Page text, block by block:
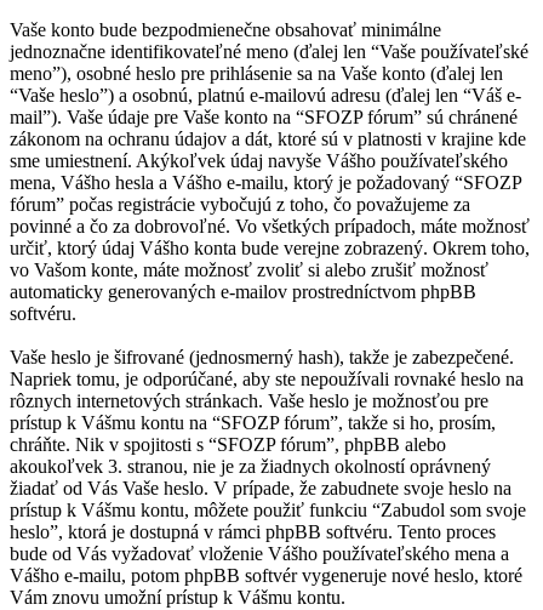
Vaše konto bude bezpodmienečne obsahovať minimálne
jednoznačne identifikovateľné meno (ďalej len “Vaše používateľské
meno”), osobné heslo pre prihlásenie sa na Vaše konto (ďalej len
“Vaše heslo”) a osobnú, platnú e-mailovú adresu (ďalej len “Váš e-
mail”). Vaše údaje pre Vaše konto na “SFOZP fórum” sú chránené
zákonom na ochranu údajov a dát, ktoré sú v platnosti v krajine kde
sme umiestnení. Akýkoľvek údaj navyše Vášho používateľského
mena, Vášho hesla a Vášho e-mailu, ktorý je požadovaný “SFOZP
fórum” počas registrácie vybočujú z toho, čo považujeme za
povinné a čo za dobrovoľné. Vo všetkých prípadoch, máte možnosť
určiť, ktorý údaj Vášho konta bude verejne zobrazený. Okrem toho,
vo Vašom konte, máte možnosť zvoliť si alebo zrušiť možnosť
automaticky generovaných e-mailov prostredníctvom phpBB
softvéru.
Vaše heslo je šifrované (jednosmerný hash), takže je zabezpečené.
Napriek tomu, je odporúčané, aby ste nepoužívali rovnaké heslo na
rôznych internetových stránkach. Vaše heslo je možnosťou pre
prístup k Vášmu kontu na “SFOZP fórum”, takže si ho, prosím,
chráňte. Nik v spojitosti s “SFOZP fórum”, phpBB alebo
akoukoľvek 3. stranou, nie je za žiadnych okolností oprávnený
žiadať od Vás Vaše heslo. V prípade, že zabudnete svoje heslo na
prístup k Vášmu kontu, môžete použiť funkciu “Zabudol som svoje
heslo”, ktorá je dostupná v rámci phpBB softvéru. Tento proces
bude od Vás vyžadovať vloženie Vášho používateľského mena a
Vášho e-mailu, potom phpBB softvér vygeneruje nové heslo, ktoré
Vám znovu umožní prístup k Vášmu kontu.